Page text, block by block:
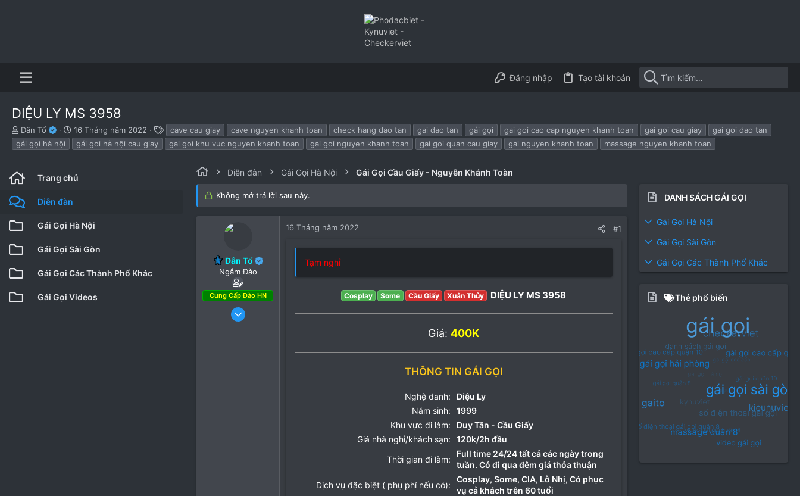
Đăng nhập Tạo tài khoản
DIỆU LY MS 3958
B
ắ
t
ầ
u
Dân Tổ
N
g
à
ắ
u
16 Tháng năm 2022
h
ẻ
cave cau giay cave nguyen khanh toan check hang dao tan gai dao tan gái gọi gai goi cao cap nguyen khanh toan gai goi cau giay
gai goi dao tan
gái gọi hà nội
gái goi hà nội cau giay gai goi khu vuc nguyen khanh toan gai goi nguyen khanh toan gai goi quan cau giay gai nguyen khanh toan massage nguyen khanh toan
Trang chủ
Diễn đàn
Gái Gọi Hà Nội
Gái Gọi Sài Gòn
Gái Gọi Các Thành Phố Khác
Gái Gọi Videos
Diễn đàn Gái Gọi Hà Nội Gái Gọi Cầu Giấy - Nguyễn Khánh Toàn
Không mở trả lời sau này.
Dân Tổ
Ngắm Đào
Cung Cấp Đào HN
16 Tháng năm 2022 #1
Tạm nghỉ
Cosplay Some Cầu Giấy Xuân Thủy DIỆU LY MS 3958
Giá: 400K
THÔNG TIN GÁI GỌI
Nghệ danh:
Diệu Ly
Năm sinh:
1999
Khu vực đi làm:
Duy Tân - Cầu Giấy
Giá nhà nghỉ/khách sạn:
120k/2h đầu
Thời gian đi làm:
Full time 24/24 tất cả các ngày trong
tuần. Có đi qua đêm giá thỏa thuận
Dịch vụ đặc biệt ( phụ phí nếu có):
Cosplay, Some, CIA, Lỗ Nhị, Có phục
vụ cả khách trên 60 tuổi
DANH SÁCH GÁI GỌI
Gái Gọi Hà Nội
Gái Gọi Sài Gòn
Gái Gọi Các Thành Phố Khác
Thẻ phổ biến